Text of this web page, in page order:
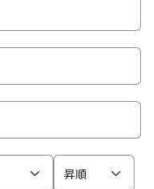
昇順